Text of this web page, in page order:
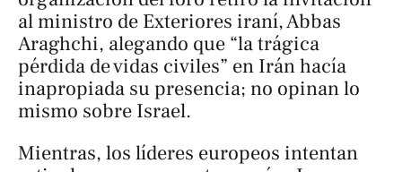
al ministro de Exteriores iraní, Abbas
Araghchi, alegando que “la trágica
pérdida de vidas civiles” en Irán hacía
inapropiada su presencia; no opinan lo
mismo sobre Israel.
Mientras, los líderes europeos intentan